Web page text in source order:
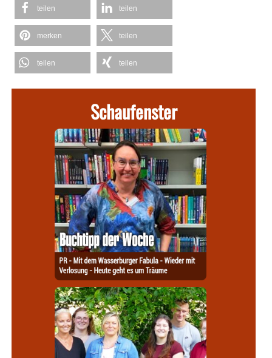
teilen teilen
merken teilen
teilen teilen
Schaufenster